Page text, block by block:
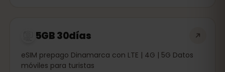
5GB 30días
eSIM prepago Dinamarca con LTE | 4G | 5G Datos
móviles para turistas